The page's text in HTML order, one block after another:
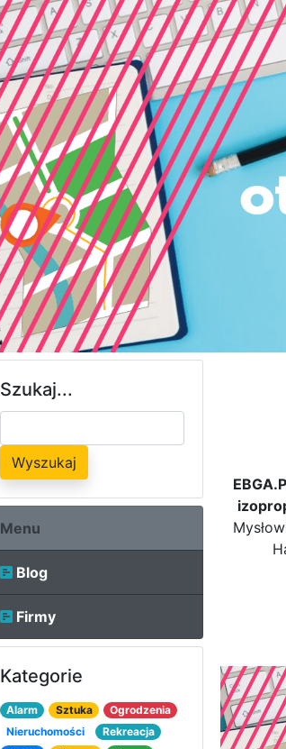
Szukaj...
Wyszukaj
Menu
Blog
Firmy
Kategorie
Alarm Sztuka
Ogrodzenia
Nieruchomości
Rekreacja